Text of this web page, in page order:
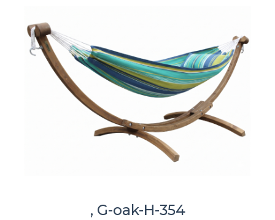
, G-oak-H-354